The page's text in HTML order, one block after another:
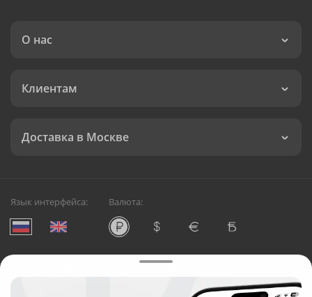
О нас
Клиентам
Доставка в Москве
Язык интерфейса: Валюта:
Служба круглосуточной доставки цветов в Москве
Русский Букет, 2026